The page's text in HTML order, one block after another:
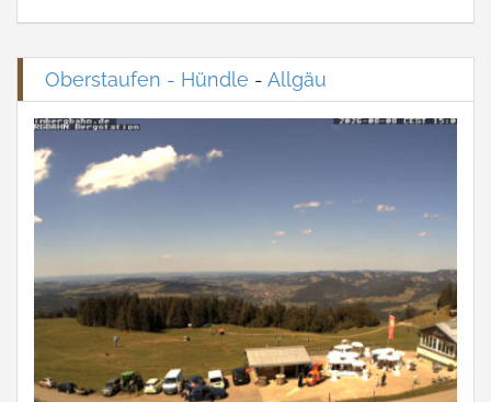
Oberstaufen - Hündle - Allgäu